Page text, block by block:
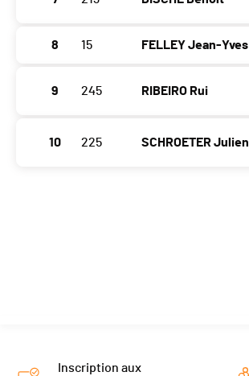
8 15 FELLEY Jean-Yves
9 245 RIBEIRO Rui
10 225 SCHROETER Julien
Inscription aux